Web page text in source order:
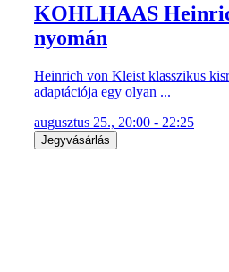
KOHLHAAS
nyomán
Heinrich von Kleist klasszikus
adaptációja egy olyan ...
augusztus 25., 20:00 - 22:25
Jegyvásárlás